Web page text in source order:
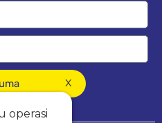
x
operasi